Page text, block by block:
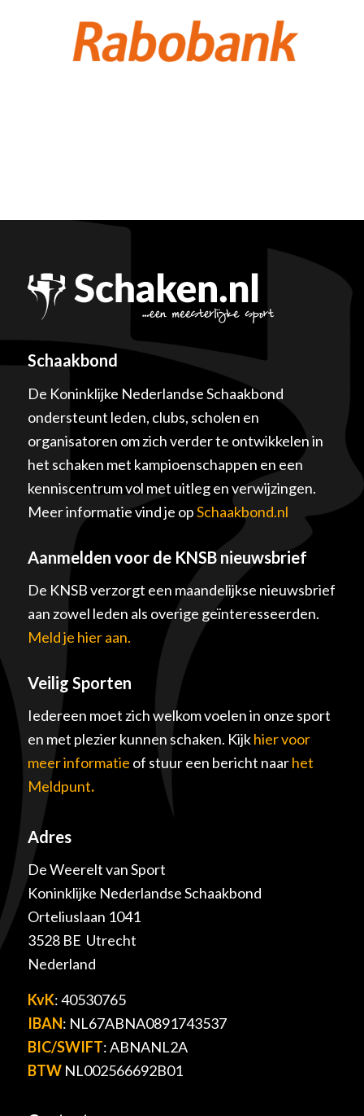
Schaakbond
De Koninklijke Nederlandse Schaakbond
ondersteunt leden, clubs, scholen en
organisatoren om zich verder te ontwikkelen in
het schaken met kampioenschappen en een
kenniscentrum vol met uitleg en verwijzingen.
Meer informatie vind je opSchaakbond.nl
Aanmelden voor de KNSB nieuwsbrief
De KNSB verzorgt een maandelijkse nieuwsbrief
aan zowel leden als overige geïnteresseerden.
Meld je hier aan.
Veilig Sporten
Iedereen moet zich welkom voelen in onze sport
en met plezier kunnen schaken. Kijkhier voor
meer informatie of stuur een bericht naarhet
Meldpunt.
Adres
De Weerelt van Sport
Koninklijke Nederlandse Schaakbond
Orteliuslaan 1041
3528 BE Utrecht
Nederland
KvK: 40530765
IBAN: NL67ABNA0891743537
BIC/SWIFT: ABNANL2A
BTWNL002566692B01